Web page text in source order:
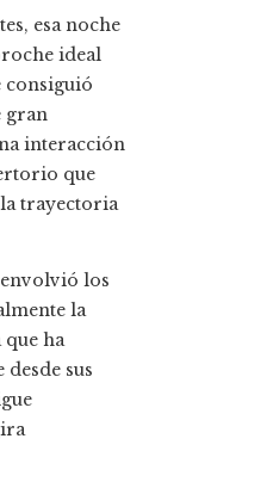
esa noche
ideal
consiguió
gran
interacción
que
trayectoria
los
la
que ha
sus